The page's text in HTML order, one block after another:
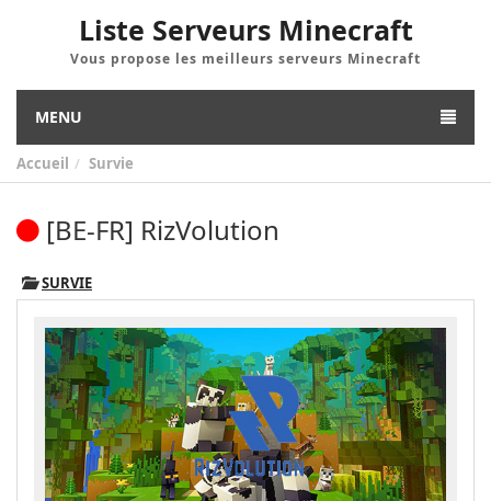
Liste Serveurs Minecraft
Vous propose les meilleurs serveurs Minecraft
MENU
Accueil Survie
[BE-FR] RizVolution
SURVIE